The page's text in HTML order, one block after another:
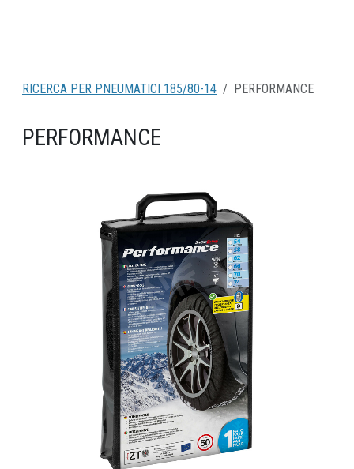
RICERCA PER PNEUMATICI 185/80-14 PERFORMANCE
PERFORMANCE